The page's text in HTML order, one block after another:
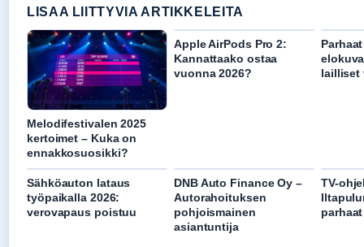
LISAA LIITTYVIA ARTIKKELEITA
Melodifestivalen 2025
kertoimet – Kuka on
ennakkosuosikki?
Apple AirPods Pro 2:
Kannattaako ostaa
vuonna 2026?
lailliset
Sähköauton lataus
työpaikalla 2026:
verovapaus poistuu
DNB Auto Finance Oy –
Autorahoituksen
pohjoismainen
asiantuntija
TV-